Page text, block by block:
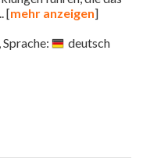
[mehr anzeigen]
deutsch